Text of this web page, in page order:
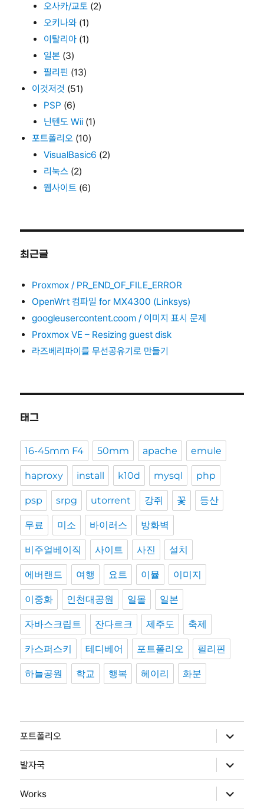
오사카/교토 (2)
오키나와 (1)
이탈리아 (1)
일본 (3)
필리핀 (13)
이것저것 (51)
PSP (6)
닌텐도 Wii (1)
포트폴리오 (10)
VisualBasic6 (2)
리눅스 (2)
웹사이트 (6)
최근글
Proxmox / PR_END_OF_FILE_ERROR
OpenWrt 컴파일 for MX4300 (Linksys)
googleusercontent.coom / 이미지 표시 문제
Proxmox VE – Resizing guest disk
라즈베리파이를 무선공유기로 만들기
태그
16-45mm F4 50mm apache emule
haproxy install k10d mysql php
psp srpg utorrent 강쥐 꽃 등산
무료 미소 바이러스 방화벽
비주얼베이직 사이트 사진 설치
에버랜드 여행 요트 이뮬 이미지
이중화 인천대공원 일몰 일본
자바스크립트 잔다르크 제주도 축제
카스퍼스키 테디베어 포트폴리오 필리핀
하늘공원 학교 행복 헤이리 화분
포트폴리오
위
메
뉴
확
장
발자국
위
메
뉴
확
Works
위